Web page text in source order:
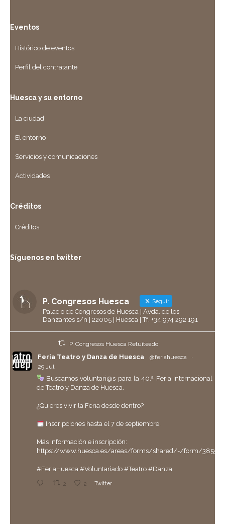
Eventos
Histórico de eventos
Perfil del contratante
Huesca y su entorno
La ciudad
El entorno
Servicios y comunicaciones
Actividades
Créditos
Créditos
Síguenos en twitter
P. Congresos Huesca Seguir
Palacio de Congresos de Huesca | Avda. de los
Danzantes s/n | 22005 | Huesca | Tf. +34 974 292 191
P. Congresos Huesca Retuiteado
Feria Teatro y Danza de Huesca @feriahuesca
·
29 Jul
Buscamos voluntari@s para la 40.ª Feria Internacional
de Teatro y Danza de Huesca.
¿Quieres vivir la Feria desde dentro?
Inscripciones hasta el 7 de septiembre.
Más información e inscripción:
https://www.huesca.es/areas/forms/shared/-/form/
#FeriaHuesca #Voluntariado #Teatro #Danza
2 2 Twitter